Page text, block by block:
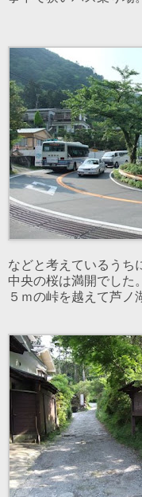
などと考えているうち
中央の桜は満開でした
５ｍの峠を越えて芦ノ